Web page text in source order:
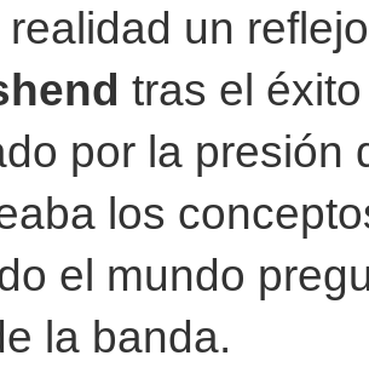
un
tras el
por la presión
los
el mundo
la banda.